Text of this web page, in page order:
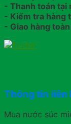
- Thanh toán tại
- Kiểm tra hàng
- Giao hàng
Thông tin liên
Mua nước súc